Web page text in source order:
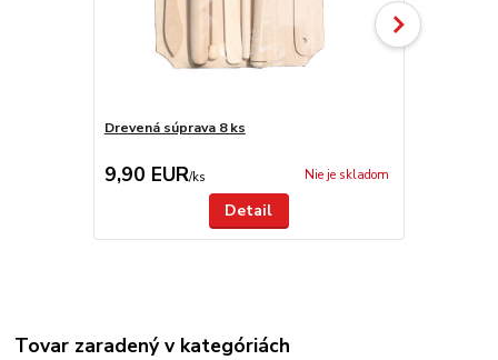
Drevená súprava 8 ks
9,90 EUR/ks Nie je skladom
Detail
Tovar zaradený v kategóriách